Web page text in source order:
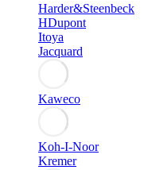
Harder&Steenbeck
HDupont
Itoya
Jacquard
Kaweco
Koh-I-Noor
Kremer